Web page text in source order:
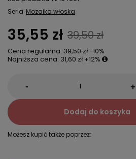
Seria Mozaika włoska
35,55 zł 39,50 zł
Cena regularna: 39,50 zł-10%
Najniższa cena: 31,60 zł +12%
- +
Dodaj do koszyka
Możesz kupić także poprzez: